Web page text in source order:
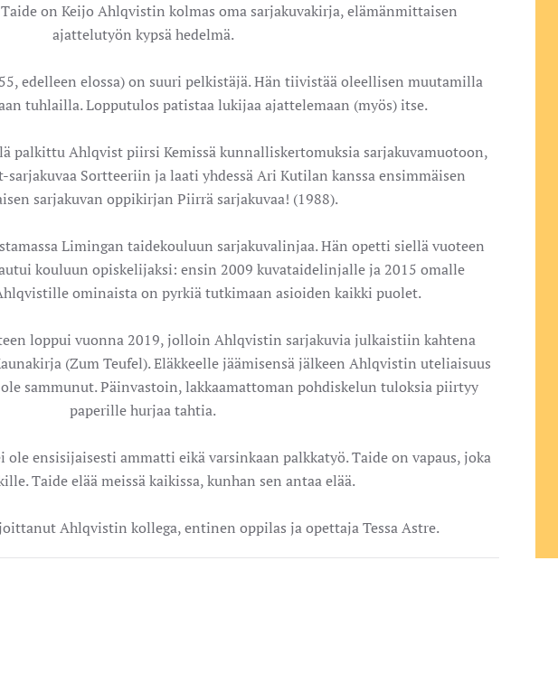
on Keijo Ahlqvistin kolmas oma sarjakuvakirja, elämänmittaisen
ajattelutyön kypsä hedelmä.
edelleen elossa) on suuri pelkistäjä. Hän tiivistää oleellisen muutamilla
tuhlailla. Lopputulos patistaa lukijaa ajattelemaan (myös) itse.
palkittu Ahlqvist piirsi Kemissä kunnalliskertomuksia sarjakuvamuotoon,
Sortteeriin ja laati yhdessä Ari Kutilan kanssa ensimmäisen
sarjakuvan oppikirjan Piirrä sarjakuvaa! (1988).
Limingan taidekouluun sarjakuvalinjaa. Hän opetti siellä vuoteen
kouluun opiskelijaksi: ensin 2009 kuvataidelinjalle ja 2015 omalle
ominaista on pyrkiä tutkimaan asioiden kaikki puolet.
loppui vuonna 2019, jolloin Ahlqvistin sarjakuvia julkaistiin kahtena
(Zum Teufel). Eläkkeelle jäämisensä jälkeen Ahlqvistin uteliaisuus
sammunut. Päinvastoin, lakkaamattoman pohdiskelun tuloksia piirtyy
paperille hurjaa tahtia.
ensisijaisesti ammatti eikä varsinkaan palkkatyö. Taide on vapaus, joka
Taide elää meissä kaikissa, kunhan sen antaa elää.
Ahlqvistin kollega, entinen oppilas ja opettaja Tessa Astre.